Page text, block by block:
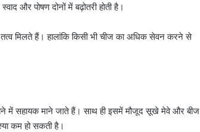
और पोषण दोनों में बढ़ोतरी होती है।
मिलते हैं। हालांकि किसी भी चीज का अधिक सेवन करने से
में सहायक माने जाते हैं। साथ ही इसमें मौजूद सूखे मेवे और बीज
कम हो सकती है।